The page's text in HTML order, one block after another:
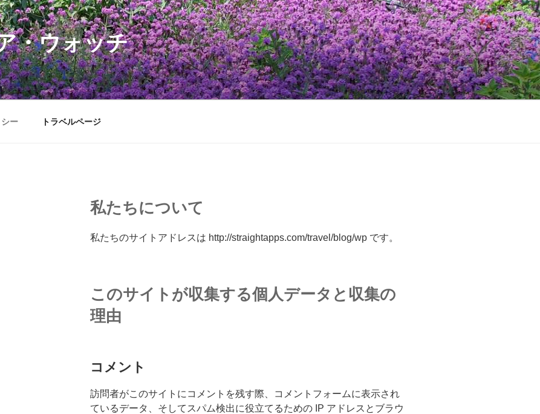
・ウォッチ
ー トラベルページ
私たちについて
私たちのサイトアドレスは http://straightapps.com/travel/blog/wp です。
このサイトが収集する個人データと収集の
理由
コメント
訪問者がこのサイトにコメントを残す際、コメントフォームに表示され
ているデータ、そしてスパム検出に役立てるための IP アドレスとブラウ